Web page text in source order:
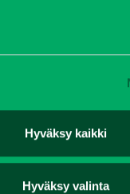
Hyväksy kaikki
Hyväksy valinta